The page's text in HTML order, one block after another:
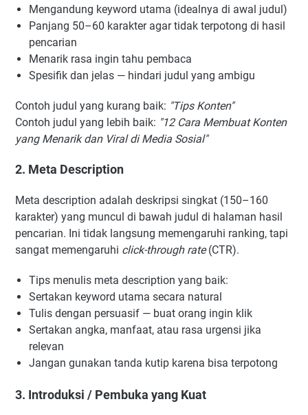
Mengandung keyword utama (idealnya di awal judul)
Panjang 50–60 karakter agar tidak terpotong di hasil
pencarian
Menarik rasa ingin tahu pembaca
Spesifik dan jelas — hindari judul yang ambigu
Contoh judul yang kurang baik: "Tips Konten"
Contoh judul yang lebih baik: "12 Cara Membuat Konten
yang Menarik dan Viral di Media Sosial"
2. Meta Description
Meta description adalah deskripsi singkat (150–160
karakter) yang muncul di bawah judul di halaman hasil
pencarian. Ini tidak langsung memengaruhi ranking, tapi
sangat memengaruhi click-through rate(CTR).
Tips menulis meta description yang baik:
Sertakan keyword utama secara natural
Tulis dengan persuasif — buat orang ingin klik
Sertakan angka, manfaat, atau rasa urgensi jika
relevan
Jangan gunakan tanda kutip karena bisa terpotong
3. Introduksi / Pembuka yang Kuat